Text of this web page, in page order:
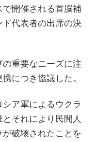
開催される首脳補
代表者の出席の決
の重要なニーズに注
につき協議した。
ア軍によるウクラ
それにより民間人
破壊されたことを